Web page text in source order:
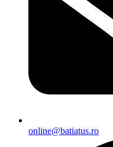
online@batiatus.ro